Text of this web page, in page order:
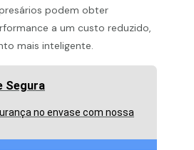
podem obter
a um custo reduzido,
mais inteligente.
Segura
no envase com nossa